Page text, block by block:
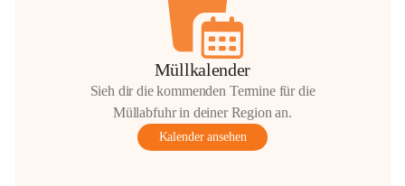
Müllkalender
Sieh dir die kommenden Termine für die
Müllabfuhr in deiner Region an.
Kalender ansehen